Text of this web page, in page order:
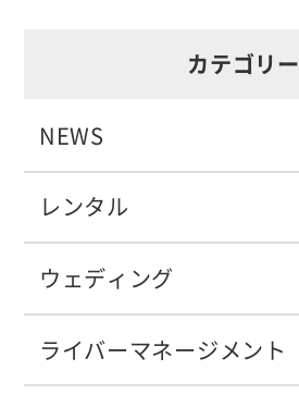
カテゴリー
NEWS
レンタル
ウェディング
ライバーマネージメント